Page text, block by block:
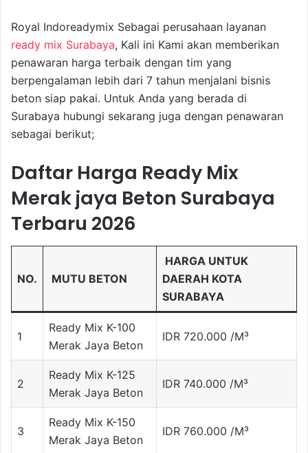
Royal Indoreadymix Sebagai perusahaan layanan
ready mix Surabaya, Kali ini Kami akan memberikan
penawaran harga terbaik dengan tim yang
berpengalaman lebih dari 7 tahun menjalani bisnis
beton siap pakai. Untuk Anda yang berada di
Surabaya hubungi sekarang juga dengan penawaran
sebagai berikut;
Daftar Harga Ready Mix
Merak jaya Beton Surabaya
Terbaru 2026
NO. MUTU BETON
HARGA UNTUK
DAERAH KOTA
SURABAYA
1
Ready Mix K-100
Merak Jaya Beton
IDR 720.000 /M³
2
Ready Mix K-125
Merak Jaya Beton
IDR 740.000 /M³
3
Ready Mix K-150
Merak Jaya Beton
IDR 760.000 /M³